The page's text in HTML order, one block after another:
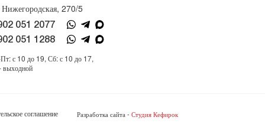
Нижегородская, 270/5
051 2077
051 1288
с 10 до 19, Сб: с 10 до 17,
выходной
соглашение
Разработка сайта - Студия Кефирок